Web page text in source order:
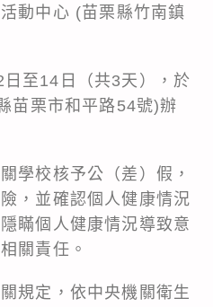
動中心 (苗栗縣竹南鎮
至14日（共3天），於
苗栗市和平路54號)辦
學校核予公（差）假，
，並確認個人健康情況
瞞個人健康情況導致意
關責任。
規定，依中央機關衛生